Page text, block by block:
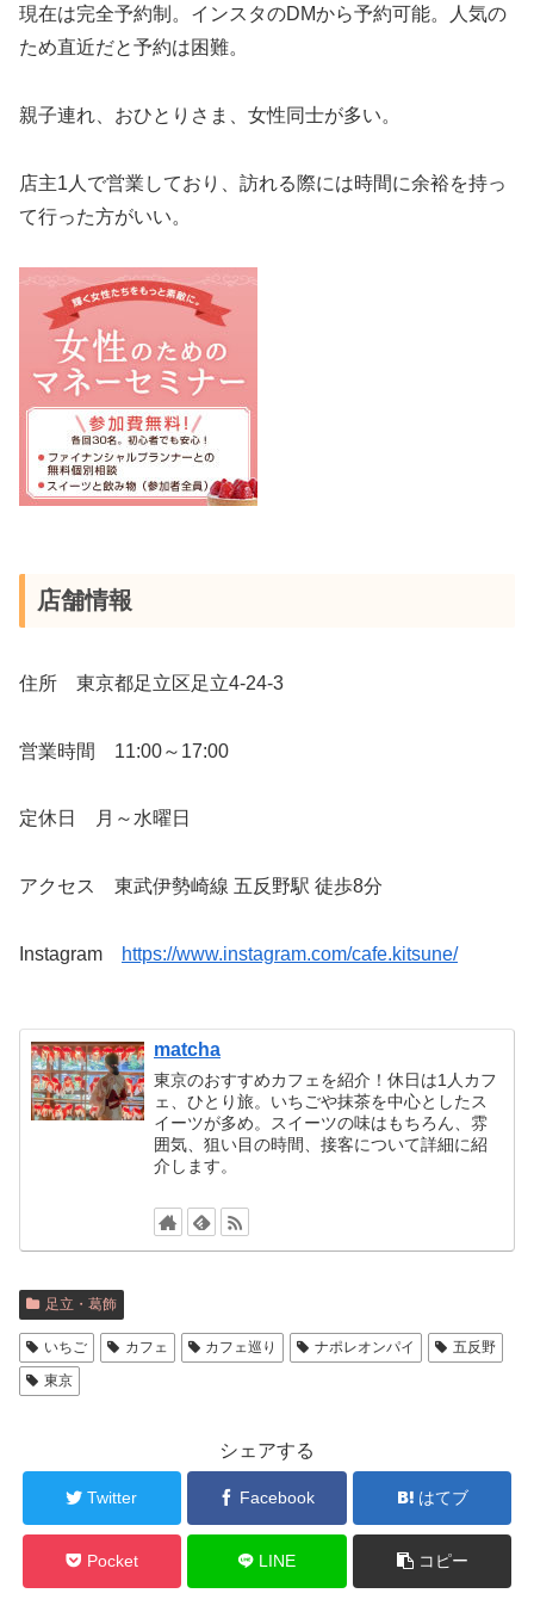
現在は完全予約制。インスタのDMから予約可能。人気の
ため直近だと予約は困難。
親子連れ、おひとりさま、女性同士が多い。
店主1人で営業しており、訪れる際には時間に余裕を持っ
て行った方がいい。
店舗情報
住所 東京都足立区足立4-24-3
営業時間 11:00～17:00
定休日 月～水曜日
アクセス 東武伊勢崎線 五反野駅 徒歩8分
Instagram https://www.instagram.com/cafe.kitsune/
matcha
東京のおすすめカフェを紹介！休日は1人カフ
ェ、ひとり旅。いちごや抹茶を中心としたス
イーツが多め。スイーツの味はもちろん、雰
囲気、狙い目の時間、接客について詳細に紹
介します。
足立・葛飾
いちご カフェ カフェ巡り ナポレオンパイ
五反野
東京
シェアする
Twitter Facebook はてブ
Pocket LINE コピー